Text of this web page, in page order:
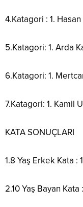
4.Katagori : 1.
5.Katagori: 1. Arda
6.Katagori: 1.
7.Katagori: 1. Kamil
KATA SONUÇLARI
1.8 Yaş Erkek Kata :
2.10 Yaş Bayan